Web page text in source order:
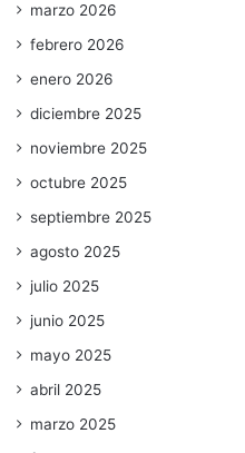
marzo 2026
febrero 2026
enero 2026
diciembre 2025
noviembre 2025
octubre 2025
septiembre 2025
agosto 2025
julio 2025
junio 2025
mayo 2025
abril 2025
marzo 2025